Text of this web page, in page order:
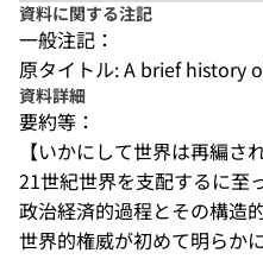
資料に関する注記
一般注記：
原タイトル: A brief history
資料詳細
要約等：
【いかにして世界は再編さ
21世紀世界を支配するに至
政治経済的過程とその構造
世界的権威が初めて明らか